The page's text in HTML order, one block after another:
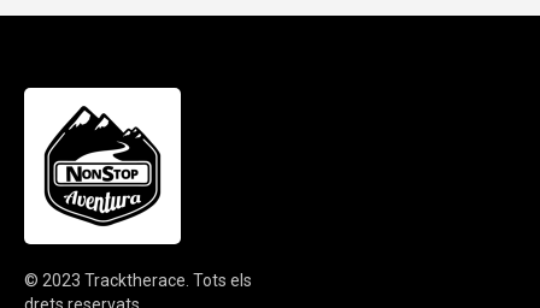
© 2023 Tracktherace Tots els